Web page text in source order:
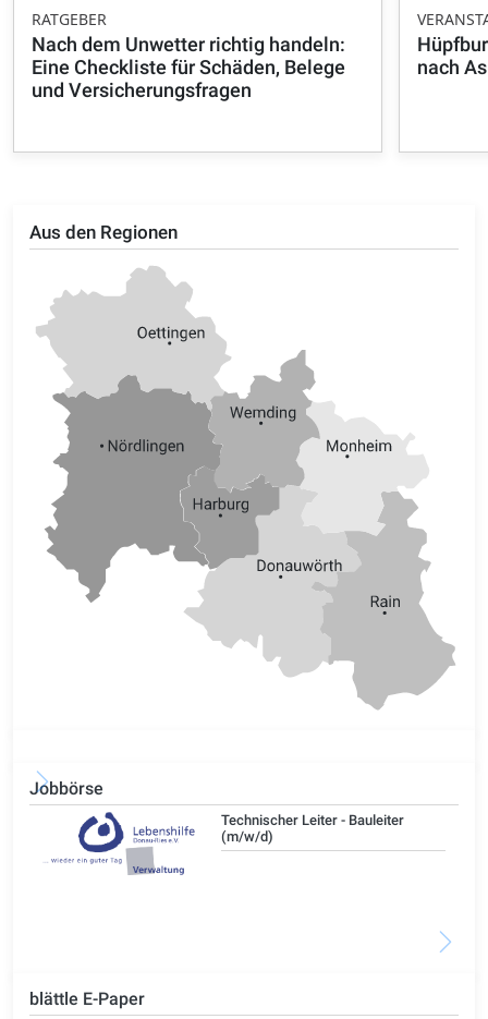
Aus den Regionen
Jobbörse
Technischer Leiter - Bauleiter
(m/w/d)
blättle E-Paper
RATGEBER
Nach dem Unwetter richtig handeln:
Eine Checkliste für Schäden, Belege
und Versicherungsfragen
nach